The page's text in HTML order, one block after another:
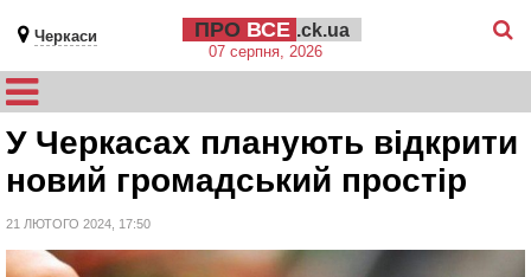
Черкаси ПРО ВСЕ .ck.ua
07 серпня, 2026
У Черкасах планують відкрити
новий громадський простір
21 ЛЮТОГО 2024, 17:50